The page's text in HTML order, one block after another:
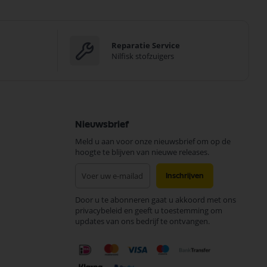
Reparatie Service
Nilfisk stofzuigers
Nieuwsbrief
Meld u aan voor onze nieuwsbrief om op de
hoogte te blijven van nieuwe releases.
onze
nieuwsbrief
Inschrijven
Door u te abonneren gaat u akkoord met ons
privacybeleid en geeft u toestemming om
updates van ons bedrijf te ontvangen.